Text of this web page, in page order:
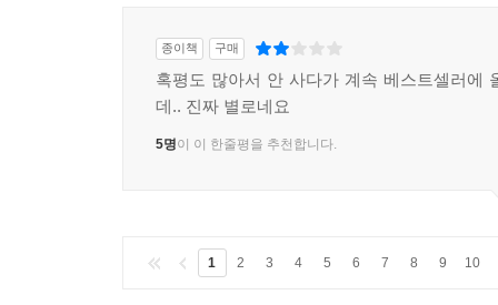
종이책 구매
혹평도 많아서 안 사다가 계속 베스트셀러에
데.. 진짜 별로네요
5명이 이 한줄평을 추천합니다.
1 2 3 4 5 6 7 8 9 10